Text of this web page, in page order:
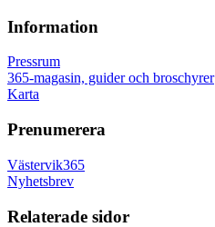
Information
Pressrum
365-magasin, guider och broschyrer
Karta
Prenumerera
Västervik365
Nyhetsbrev
Relaterade sidor